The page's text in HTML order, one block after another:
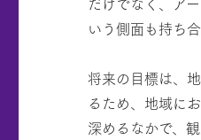
いう側面も持ち
将来の目標は、
るため、地域に
深めるなかで、